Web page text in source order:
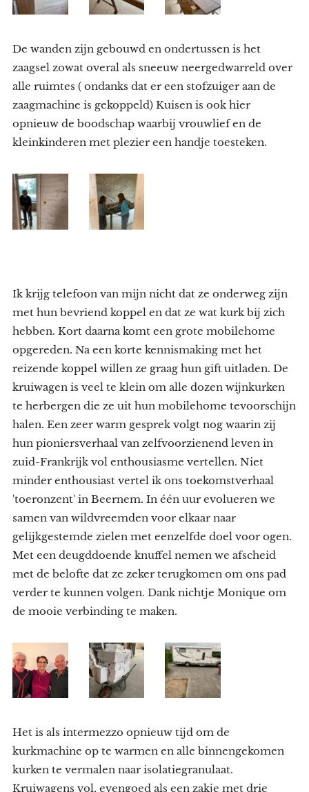
De wanden zijn gebouwd en ondertussen is het
zaagsel zowat overal als sneeuw neergedwarreld over
alle ruimtes ( ondanks dat er een stofzuiger aan de
zaagmachine is gekoppeld) Kuisen is ook hier
opnieuw de boodschap waarbij vrouwlief en de
kleinkinderen met plezier een handje toesteken.
Ik krijg telefoon van mijn nicht dat ze onderweg zijn
met hun bevriend koppel en dat ze wat kurk bij zich
hebben. Kort daarna komt een grote mobilehome
opgereden. Na een korte kennismaking met het
reizende koppel willen ze graag hun gift uitladen. De
kruiwagen is veel te klein om alle dozen wijnkurken
te herbergen die ze uit hun mobilehome tevoorschijn
halen. Een zeer warm gesprek volgt nog waarin zij
hun pioniersverhaal van zelfvoorzienend leven in
zuid-Frankrijk vol enthousiasme vertellen. Niet
minder enthousiast vertel ik ons toekomstverhaal
'toeronzent' in Beernem. In één uur evolueren we
samen van wildvreemden voor elkaar naar
gelijkgestemde zielen met eenzelfde doel voor ogen.
Met een deugddoende knuffel nemen we afscheid
met de belofte dat ze zeker terugkomen om ons pad
verder te kunnen volgen. Dank nichtje Monique om
de mooie verbinding te maken.
Het is als intermezzo opnieuw tijd om de
kurkmachine op te warmen en alle binnengekomen
kurken te vermalen naar isolatiegranulaat.
Kruiwagens vol, evengoed als een zakje met drie